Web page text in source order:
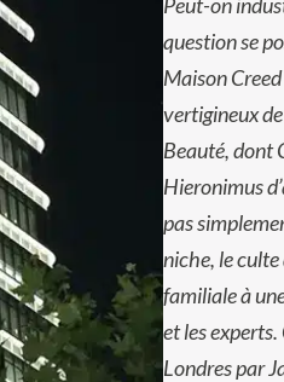
question se
Maison
vertigineux
Beauté, dont
Hieronimus
pas
niche, le culte
familiale à
et les
Londres par